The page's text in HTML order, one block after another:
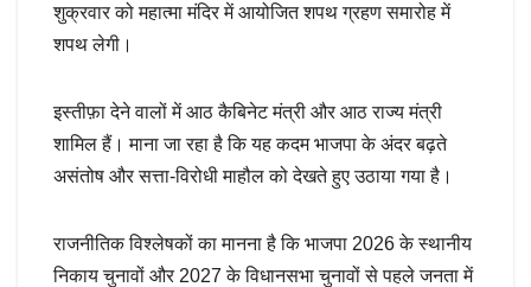
शुक्रवार को महात्मा मंदिर में आयोजित शपथ ग्रहण समारोह में
शपथ लेगी।
इस्तीफ़ा देने वालों में आठ कैबिनेट मंत्री और आठ राज्य मंत्री
शामिल हैं। माना जा रहा है कि यह कदम भाजपा के अंदर बढ़ते
असंतोष और सत्ता-विरोधी माहौल को देखते हुए उठाया गया है।
राजनीतिक विश्लेषकों का मानना है कि भाजपा 2026 के स्थानीय
निकाय चुनावों और 2027 के विधानसभा चुनावों से पहले जनता में